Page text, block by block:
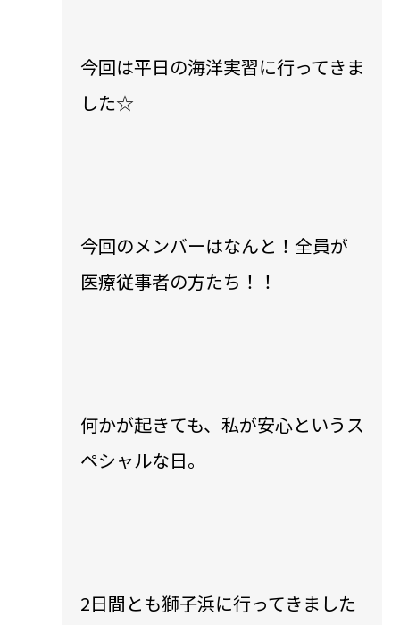
今回は平日の海洋実習に行ってきま
した☆
今回のメンバーはなんと！全員が
医療従事者の方たち！！
何かが起きても、私が安心というス
ペシャルな日。
2日間とも獅子浜に行ってきました